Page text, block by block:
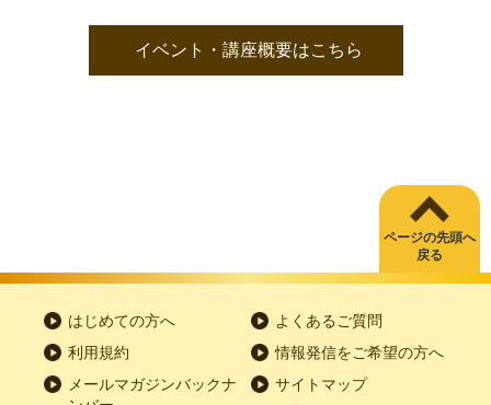
イベント・講座概要はこちら
ページの先頭へ
戻る
はじめての方へ
よくあるご質問
利用規約
情報発信をご希望の方へ
メールマガジンバックナ
サイトマップ